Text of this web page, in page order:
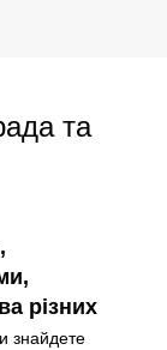
та
різних
знайдете